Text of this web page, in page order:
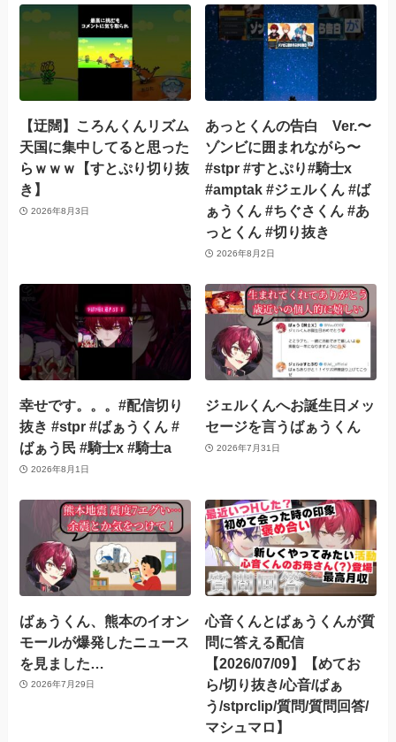
【迂闊】ころんくんリズム
天国に集中してると思った
らｗｗｗ【すとぷり切り抜
き】
2026年8月3日
あっとくんの告白 Ver.〜
ゾンビに囲まれながら〜
#stpr #すとぷり#騎士x
#amptak #ジェルくん #ば
ぁうくん #ちぐさくん #あ
っとくん #切り抜き
2026年8月2日
幸せです。。。#配信切り
抜き #stpr #ばぁうくん #
ばぁう民 #騎士x #騎士a
2026年8月1日
ジェルくんへお誕生日メッ
セージを言うばぁうくん
2026年7月31日
ばぁうくん、熊本のイオン
モールが爆発したニュース
を見ました…
2026年7月29日
心音くんとばぁうくんが質
問に答える配信
【2026/07/09】【めてお
ら/切り抜き/心音/ばぁ
う/stprclip/質問/質問回答/
マシュマロ】